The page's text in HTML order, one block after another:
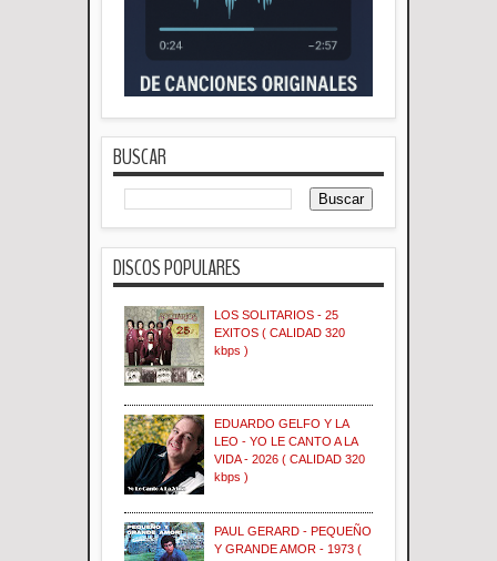
BUSCAR
DISCOS POPULARES
LOS SOLITARIOS - 25
EXITOS ( CALIDAD 320
kbps )
EDUARDO GELFO Y LA
LEO - YO LE CANTO A LA
VIDA - 2026 ( CALIDAD 320
kbps )
PAUL GERARD - PEQUEÑO
Y GRANDE AMOR - 1973 (